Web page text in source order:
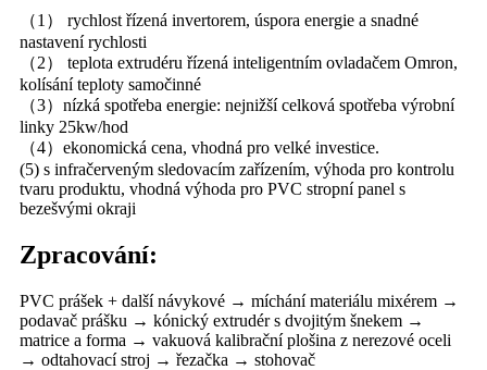
（1） rychlost řízená invertorem, úspora energie a snadné
nastavení rychlosti
（2） teplota extrudéru řízená inteligentním ovladačem Omron,
kolísání teploty samočinné
（3）nízká spotřeba energie: nejnižší celková spotřeba výrobní
linky 25kw/hod
（4）ekonomická cena, vhodná pro velké investice.
(5) s infračerveným sledovacím zařízením, výhoda pro kontrolu
tvaru produktu, vhodná výhoda pro PVC stropní panel s
bezešvými okraji
Zpracování:
PVC prášek + další návykové → míchání materiálu mixérem →
podavač prášku → kónický extrudér s dvojitým šnekem →
matrice a forma → vakuová kalibrační plošina z nerezové oceli
→ odtahovací stroj → řezačka → stohovač